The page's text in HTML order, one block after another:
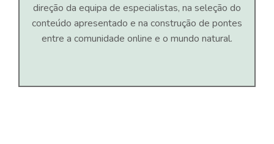
direção da equipa de especialistas, na seleção do
conteúdo apresentado e na construção de pontes
entre a comunidade online e o mundo natural.